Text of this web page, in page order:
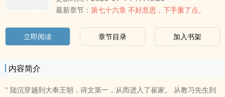
最新章节： 第七十六章 不好意思，下手重了点。
立即阅读 章节目录 加入书架
内容简介
" 陆沉穿越到大奉王朝，诗文第一，从而进入了崔家。 从教习先生到